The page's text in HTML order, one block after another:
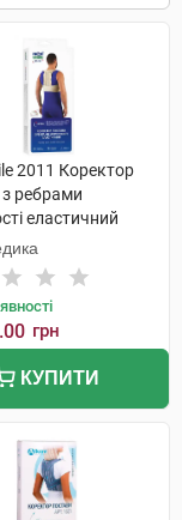
2011 Коректор
ребрами
еластичний
1 шт
грн
КУПИТИ